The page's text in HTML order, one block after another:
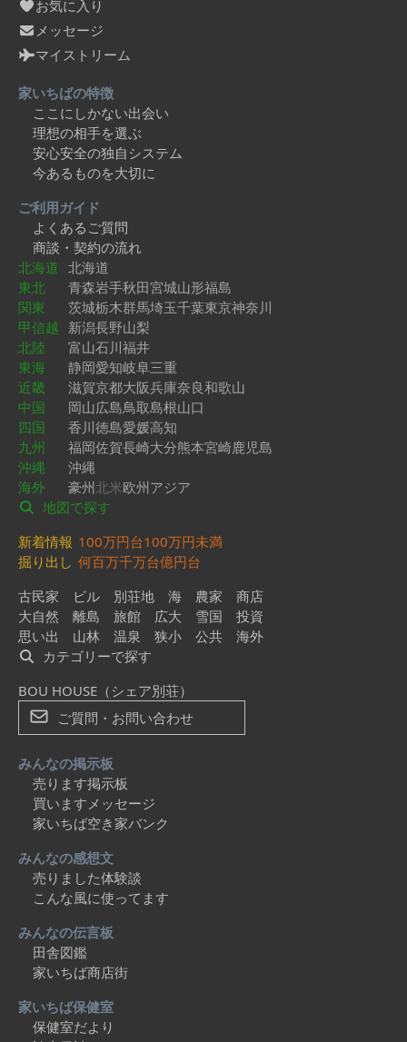
お気に入り
メッセージ
マイストリーム
家いちばの特徴
ここにしかない出会い
理想の相手を選ぶ
安心安全の独自システム
今あるものを大切に
ご利用ガイド
よくあるご質問
商談・契約の流れ
北海道 北海道
東北
青森岩手秋田宮城山形福島
関東
茨城栃木群馬埼玉千葉東京神奈川
甲信越 新潟長野山梨
北陸
富山石川福井
東海
静岡愛知岐阜三重
近畿
滋賀京都大阪兵庫奈良和歌山
中国
岡山広島鳥取島根山口
四国
香川徳島愛媛高知
九州
福岡佐賀長崎大分熊本宮崎鹿児島
沖縄
沖縄
海外
豪州北米欧州アジア
地図で探す
新着情報 100万円台100万円未満
掘り出し 何百万千万台億円台
古民家
ビル 別荘地 海 農家
商店
大自然
離島 旅館 広大 雪国
投資
思い出
山林 温泉 狭小 公共
海外
カテゴリーで探す
BOU HOUSE（シェア別荘）
ご質問・お問い合わせ
みんなの掲示板
売ります掲示板
買いますメッセージ
家いちば空き家バンク
みんなの感想文
売りました体験談
こんな風に使ってます
みんなの伝言板
田舎図鑑
家いちば商店街
家いちば保健室
保健室だより